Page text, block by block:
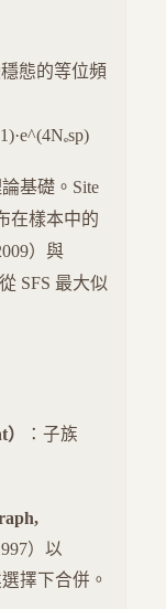
態的等位頻
基礎。Site
在樣本中的
）與
SFS 最大似
：子族
）以
擇下合併。